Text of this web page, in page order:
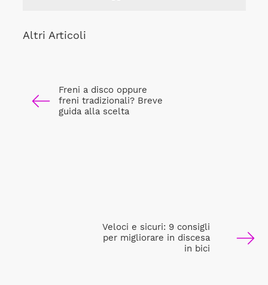
Altri Articoli
Freni a disco oppure
freni tradizionali? Breve
guida alla scelta
Veloci e sicuri: 9 consigli
per migliorare in discesa
in bici